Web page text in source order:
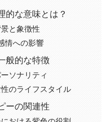
的な意味とは？
と象徴性
情への影響
般的な特徴
ソナリティ
のライフスタイル
ーの関連性